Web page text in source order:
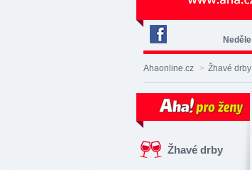
Deník
Aha!
na
Neděle
Ahaonline.cz > Žhavé drby
Žhavé drby